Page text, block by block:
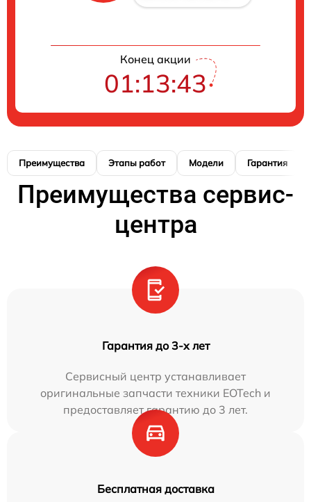
Конец акции
01:13:42
Преимущества Этапы работ Модели Гарантия
Преимущества сервис-
центра
Гарантия до 3-х лет
Сервисный центр устанавливает
оригинальные запчасти техники EOTech и
предоставляет гарантию до 3 лет.
Бесплатная доставка